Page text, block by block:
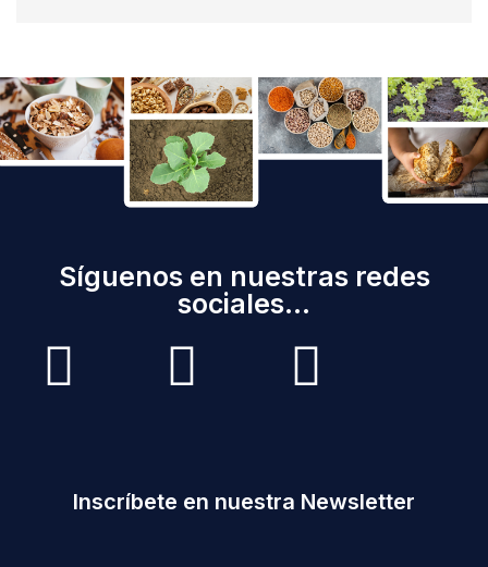
Síguenos en nuestras redes
sociales...
Inscríbete en nuestra Newsletter